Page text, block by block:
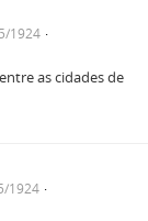
1924
as cidades de
1924